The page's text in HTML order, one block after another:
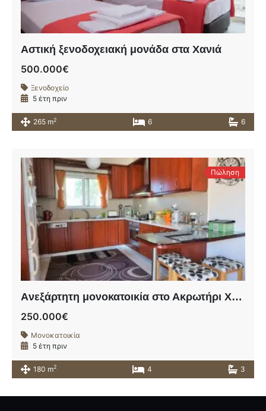
Αστική ξενοδοχειακή μονάδα στα Χανιά
500.000€
Ξενοδοχείο
5 έτη πριν
265 m2 6 6
Πώληση
Aνεξάρτητη μονοκατοικία στο Ακρωτήρι Χανίων σε οικόπεδο 580τ.μ.
250.000€
Μονοκατοικία
5 έτη πριν
180 m2 4 3